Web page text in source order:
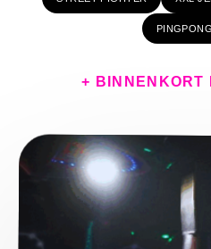
+ BINNENKORT